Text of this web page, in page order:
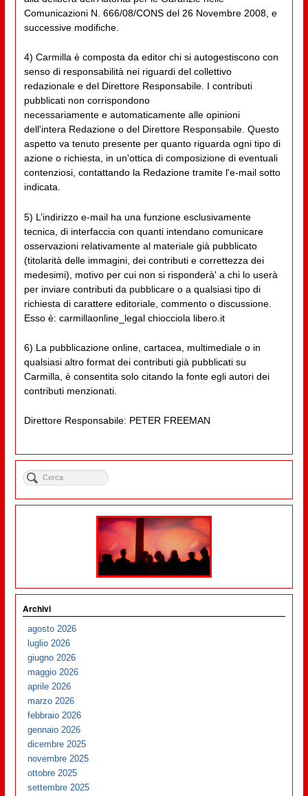
Comunicazioni N. 666/08/CONS del 26 Novembre 2008, e
successive modifiche.
4) Carmilla è composta da editor chi si autogestiscono con
senso di responsabilità nei riguardi del collettivo
redazionale e del Direttore Responsabile. I contributi
pubblicati non corrispondono
necessariamente e automaticamente alle opinioni
dell'intera Redazione o del Direttore Responsabile. Questo
aspetto va tenuto presente per quanto riguarda ogni tipo di
azione o richiesta, in un'ottica di composizione di eventuali
contenziosi, contattando la Redazione tramite l'e-mail sotto
indicata.
5) L’indirizzo e-mail ha una funzione esclusivamente
tecnica, di interfaccia con quanti intendano comunicare
osservazioni relativamente al materiale già pubblicato
(titolarità delle immagini, dei contributi e correttezza dei
medesimi), motivo per cui non si risponderà' a chi lo userà
per inviare contributi da pubblicare o a qualsiasi tipo di
richiesta di carattere editoriale, commento o discussione.
Esso è: carmillaonline_legal chiocciola libero.it
6) La pubblicazione online, cartacea, multimediale o in
qualsiasi altro format dei contributi già pubblicati su
Carmilla, è consentita solo citando la fonte egli autori dei
contributi menzionati.
Direttore Responsabile: PETER FREEMAN
Archivi
agosto 2026
luglio 2026
giugno 2026
maggio 2026
aprile 2026
marzo 2026
febbraio 2026
gennaio 2026
dicembre 2025
novembre 2025
ottobre 2025
settembre 2025